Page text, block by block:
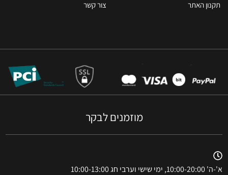
תקנון האתר צור קשר
מוזמנים לבקר
א'-ה' 10:00-20:00, ימי שישי וערבי חג 10:00-13:00